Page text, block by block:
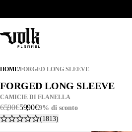
HOME/FORGED LONG SLEEVE
FORGED LONG SLEEVE
FORGED LONG SLEEVE
FORGED LONG SLEEVE
CAMICIE DI FLANELLA
65,90€59,90€9% di sconto
(1813)